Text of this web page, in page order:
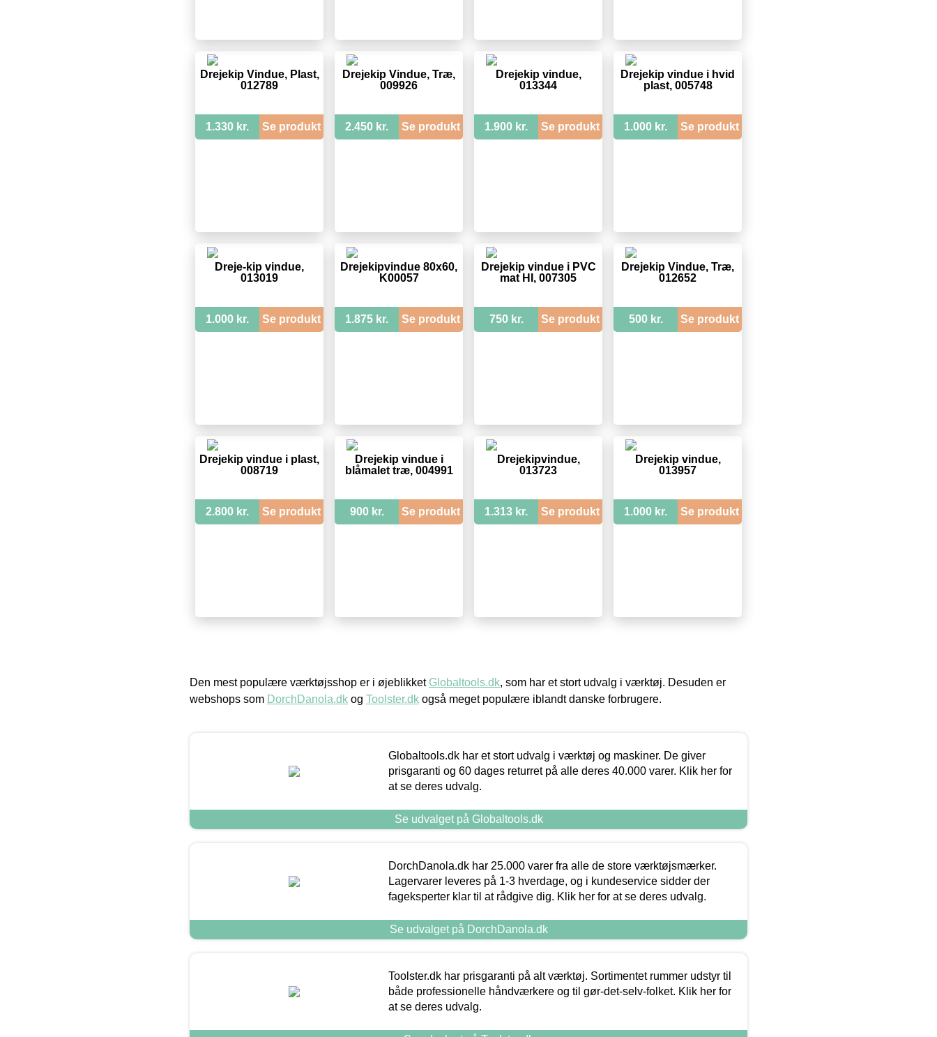
Drejekip Vindue, Plast,
012789
1.330 kr. Se produkt
Drejekip Vindue, Træ,
009926
2.450 kr. Se produkt
Drejekip vindue,
013344
1.900 kr. Se produkt
Drejekip vindue i hvid
plast, 005748
1.000 kr. Se produkt
Dreje-kip vindue,
013019
1.000 kr. Se produkt
Drejekipvindue 80x60,
K00057
1.875 kr. Se produkt
Drejekip vindue i PVC
mat HI, 007305
750 kr. Se produkt
Drejekip Vindue, Træ,
012652
500 kr. Se produkt
Drejekip vindue i plast,
008719
2.800 kr. Se produkt
Drejekip vindue i
blåmalet træ, 004991
900 kr. Se produkt
Drejekipvindue,
013723
1.313 kr. Se produkt
Drejekip vindue,
013957
1.000 kr. Se produkt
Den mest populære værktøjsshop er i øjeblikket Globaltools.dk, som har et stort udvalg i værktøj. Desuden er
webshops som DorchDanola.dk og Toolster.dk også meget populære iblandt danske forbrugere.
Globaltools.dk har et stort udvalg i værktøj og maskiner. De giver
prisgaranti og 60 dages returret på alle deres 40.000 varer. Klik her for
at se deres udvalg.
Se udvalget på Globaltools.dk
DorchDanola.dk har 25.000 varer fra alle de store værktøjsmærker.
Lagervarer leveres på 1-3 hverdage, og i kundeservice sidder der
fageksperter klar til at rådgive dig. Klik her for at se deres udvalg.
Se udvalget på DorchDanola.dk
Toolster.dk har prisgaranti på alt værktøj. Sortimentet rummer udstyr til
både professionelle håndværkere og til gør-det-selv-folket. Klik her for
at se deres udvalg.